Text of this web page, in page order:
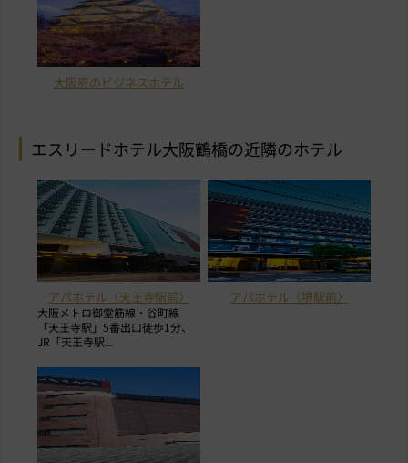
大阪府のビジネスホテル
エスリードホテル大阪鶴橋の近隣のホテル
アパホテル〈天王寺駅前〉
大阪メトロ御堂筋線・谷町線
「天王寺駅」5番出口徒歩1分、
JR「天王寺駅...
アパホテル〈堺駅前〉